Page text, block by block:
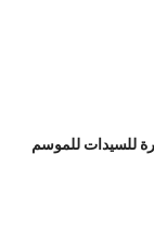
للسيدات للموسم